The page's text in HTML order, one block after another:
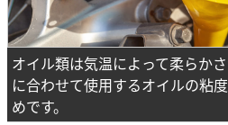
オイル類は気温によって柔らか
に合わせて使用するオイルの粘
めです。